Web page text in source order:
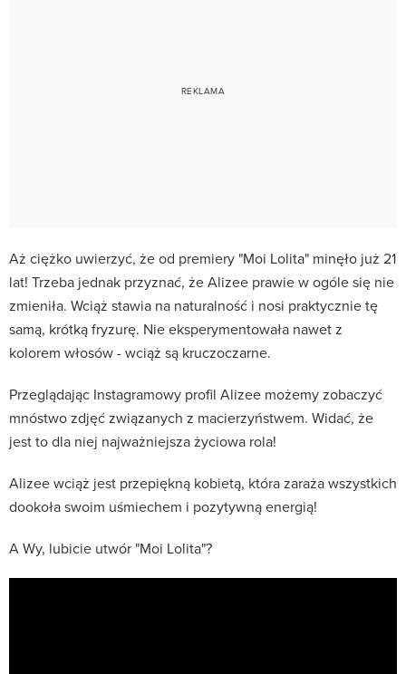
Aż ciężko uwierzyć, że od premiery "Moi Lolita" minęło już 21
lat! Trzeba jednak przyznać, że Alizee prawie w ogóle się nie
zmieniła. Wciąż stawia na naturalność i nosi praktycznie tę
samą, krótką fryzurę. Nie eksperymentowała nawet z
kolorem włosów - wciąż są kruczoczarne.
Przeglądając Instagramowy profil Alizee możemy zobaczyć
mnóstwo zdjęć związanych z macierzyństwem. Widać, że
jest to dla niej najważniejsza życiowa rola!
Alizee wciąż jest przepiękną kobietą, która zaraża wszystkich
dookoła swoim uśmiechem i pozytywną energią!
A Wy, lubicie utwór "Moi Lolita"?